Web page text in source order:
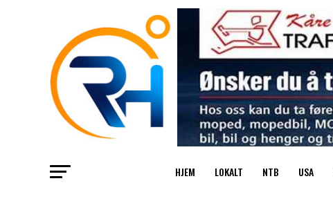
HJEM LOKALT NTB USA